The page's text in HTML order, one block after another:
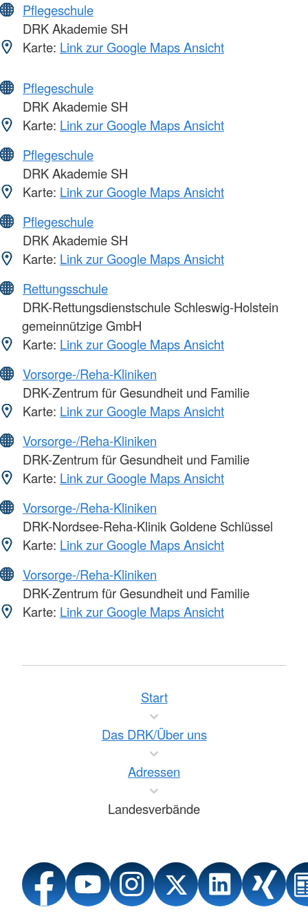
Pflegeschule
DRK Akademie SH
Karte: Link zur Google Maps Ansicht
Pflegeschule
DRK Akademie SH
Karte: Link zur Google Maps Ansicht
Pflegeschule
DRK Akademie SH
Karte: Link zur Google Maps Ansicht
Pflegeschule
DRK Akademie SH
Karte: Link zur Google Maps Ansicht
Rettungsschule
DRK-Rettungsdienstschule Schleswig-Holstein
gemeinnützige GmbH
Karte: Link zur Google Maps Ansicht
Vorsorge-/Reha-Kliniken
DRK-Zentrum für Gesundheit und Familie
Karte: Link zur Google Maps Ansicht
Vorsorge-/Reha-Kliniken
DRK-Zentrum für Gesundheit und Familie
Karte: Link zur Google Maps Ansicht
Vorsorge-/Reha-Kliniken
DRK-Nordsee-Reha-Klinik Goldene Schlüssel
Karte: Link zur Google Maps Ansicht
Vorsorge-/Reha-Kliniken
DRK-Zentrum für Gesundheit und Familie
Karte: Link zur Google Maps Ansicht
Start
Das DRK/Über uns
Adressen
Landesverbände